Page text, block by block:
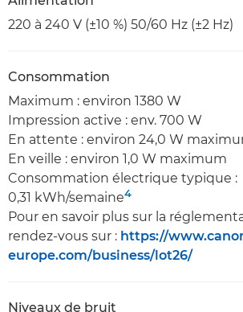
220 à 240 V (±10 %) 50/60 Hz (±2 Hz)
Consommation
Maximum : environ 1380 W
Impression active : env. 700 W
En attente : environ 24,0 W
En veille : environ 1,0 W maximum
Consommation électrique typique :
0,31 kWh/semaine4
Pour en savoir plus sur la
rendez-vous sur : https://
europe.com/business/lot26/
Niveaux de bruit